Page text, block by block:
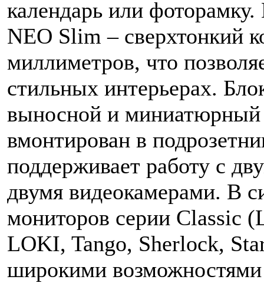
календарь или
NEO Slim – сверхтонкий
миллиметров, что
стильных интерьерах.
выносной и миниатюрный
вмонтирован в
поддерживает работу с
двумя видеокамерами. В
мониторов серии Classic
LOKI, Tango, Sherlock,
широкими возможностями